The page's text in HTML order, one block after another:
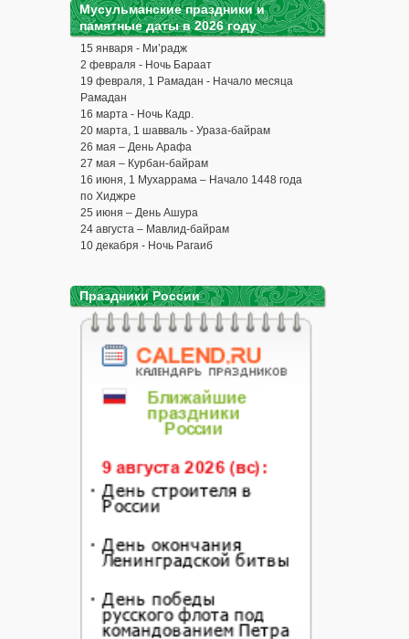
Мусульманские праздники и
памятные даты в 2026 году
15 января - Ми’радж
2 февраля - Ночь Бараат
19 февраля, 1 Рамадан - Начало месяца
Рамадан
16 марта - Ночь Кадр.
20 марта, 1 шавваль - Ураза-байрам
26 мая – День Арафа
27 мая – Курбан-байрам
16 июня, 1 Мухаррама – Начало 1448 года
по Хиджре
25 июня – День Ашура
24 августа – Мавлид-байрам
10 декабря - Ночь Рагаиб
Праздники России